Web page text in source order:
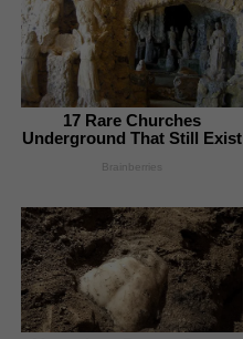
17 Rare Churches
Underground That Still Exist
Brainberries